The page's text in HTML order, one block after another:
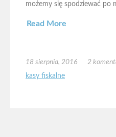
możemy się spodziewać po
Read More
18 sierpnia, 2016 2
kasy fiskalne